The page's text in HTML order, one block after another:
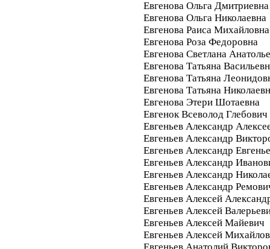
Евгенова Ольга Дмитриевна
Евгенова Ольга Николаевна
Евгенова Раиса Михайловна
Евгенова Роза Федоровна
Евгенова Светлана
Евгенова Татьяна
Евгенова Татьяна
Евгенова Татьяна
Евгенова Этери Шотаевна
Евгенок Всеволод Глебович
Евгеньев Александр
Евгеньев Александр
Евгеньев Александр
Евгеньев Александр
Евгеньев Александр
Евгеньев Александр
Евгеньев Алексей
Евгеньев Алексей
Евгеньев Алексей Майевич
Евгеньев Алексей